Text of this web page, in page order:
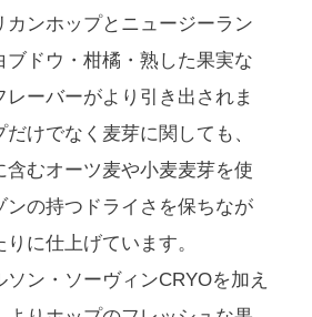
カンホップとニュージーラン
ブドウ・柑橘・熟した果実な
レーバーがより引き出されま
けでなく麦芽に関しても、
含むオーツ麦や小麦麦芽を使
ンの持つドライさを保ちなが
に仕上げています。
ソン・ソーヴィンCRYOを加え